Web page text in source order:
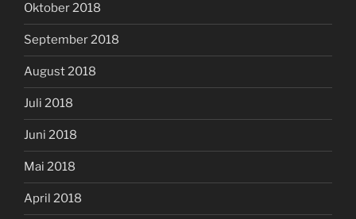
Oktober 2018
September 2018
August 2018
Juli 2018
Juni 2018
Mai 2018
April 2018